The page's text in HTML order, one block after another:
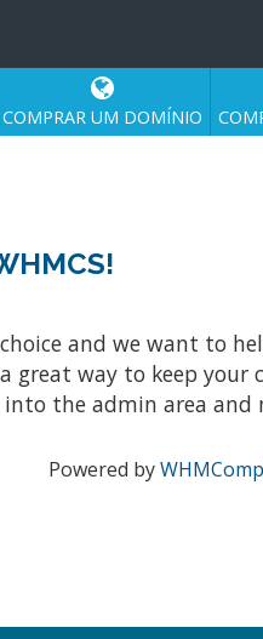
COMPRAR UM DOMÍNIO
and we want to
great way to keep
the admin area and
Powered by